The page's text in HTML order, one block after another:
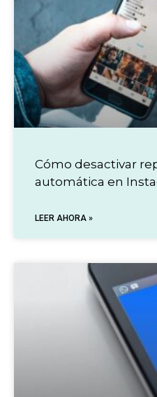
Cómo desactivar
automática en
LEER AHORA »